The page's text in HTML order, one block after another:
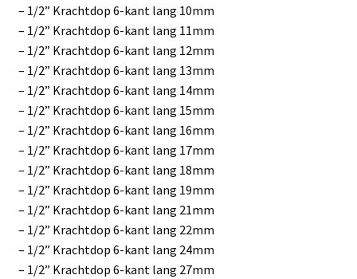
– 1/2” Krachtdop 6-kant lang 10mm
– 1/2” Krachtdop 6-kant lang 11mm
– 1/2” Krachtdop 6-kant lang 12mm
– 1/2” Krachtdop 6-kant lang 13mm
– 1/2” Krachtdop 6-kant lang 14mm
– 1/2” Krachtdop 6-kant lang 15mm
– 1/2” Krachtdop 6-kant lang 16mm
– 1/2” Krachtdop 6-kant lang 17mm
– 1/2” Krachtdop 6-kant lang 18mm
– 1/2” Krachtdop 6-kant lang 19mm
– 1/2” Krachtdop 6-kant lang 21mm
– 1/2” Krachtdop 6-kant lang 22mm
– 1/2” Krachtdop 6-kant lang 24mm
– 1/2” Krachtdop 6-kant lang 27mm